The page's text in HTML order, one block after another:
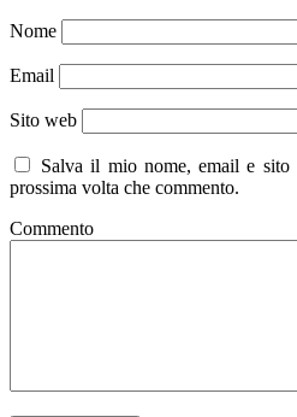
Nome
Email
Sito web
Salva il mio nome, email e
prossima volta che commento.